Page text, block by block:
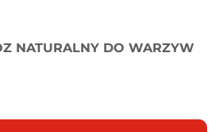
NATURALNY DO WARZYW